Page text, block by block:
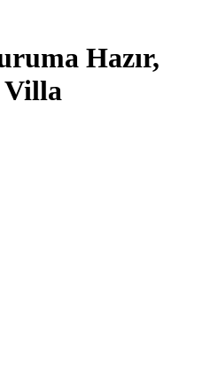
Hazır,
Villa